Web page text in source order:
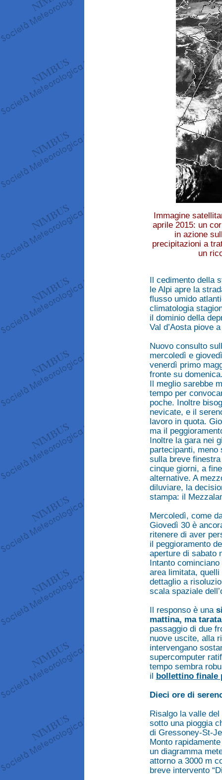
Immagine
aprile 2015: un
in azione
precipitazioni a
un
Il cedimento della
le Alpi apre la
flusso umido
climatologia
il dominio della
Val d’Aosta piove
Nuovo consulto
mercoledì e
venerdì primo
fronte su
Il meglio sarebbe
tempo per
poche. Inoltre
nevicate, e il
lavoro in quota.
ma il
Inoltre la gara nei
partecipanti, meno
sulla breve
cinque giorni, a
alternative. A
diluviare, la
stampa: il
Mercoledì, come
Giovedì 30 è
ritenere di aver
il peggioramento
aperture di sabato
Intanto
area limitata,
dettaglio a
scala spaziale
Il responso è una
mattina, ma
passaggio di due
nuove uscite, alla
intervengano
supercomputer
tempo sembra
il bollettino finale
Dieci ore di
Risalgo la valle
sotto una pioggia
di Gressoney-St-
Monto
un diagramma
attorno a 3000 m
breve intervento